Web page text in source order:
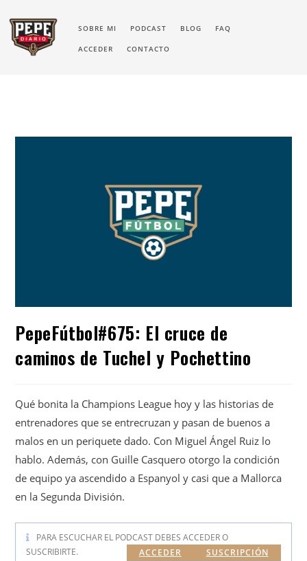
SOBRE MI PODCAST BLOG FAQ
ACCEDER CONTACTO
PepeFútbol#675: El cruce de
caminos de Tuchel y Pochettino
Qué bonita la Champions League hoy y las historias de
entrenadores que se entrecruzan y pasan de buenos a
malos en un periquete dado. Con Miguel Ángel Ruiz lo
hablo. Además, con Guille Casquero otorgo la condición
de equipo ya ascendido a Espanyol y casi que a Mallorca
en la Segunda División.
PARA ESCUCHAR EL PODCAST DEBES ACCEDER O
SUSCRIBIRTE.
SUSCRIPCIÓN
ACCEDER